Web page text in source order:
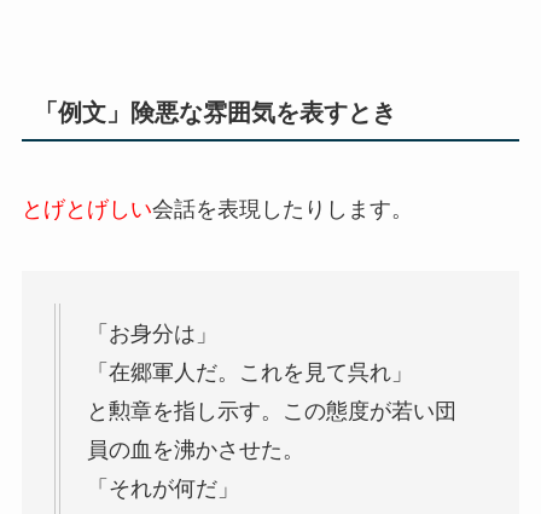
「例文」険悪な雰囲気を表すとき
とげとげしい会話を表現したりします。
「お身分は」
「在郷軍人だ。これを見て呉れ」
と勲章を指し示す。この態度が若い団
員の血を沸かさせた。
「それが何だ」